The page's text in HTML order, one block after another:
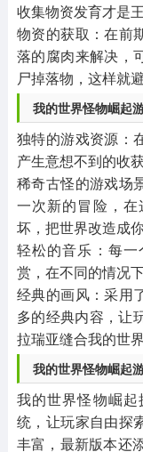
收集物资发育才是
物资的获取：在前
落的腐肉来解决，
尸掉落物，这样就
我的世界怪物崛起
独特的游戏资源：
产生意想不到的收
稀奇古怪的游戏场
一次新的冒险，
坏，把世界改造成
轻松的音乐：每
赏，在不同的情况
经典的画风：采用
多的经典内容，让
拉瑞亚缝合我的世界
我的世界怪物崛起
我的世界怪物崛
统，让玩家自由探
丰富，最新版本还